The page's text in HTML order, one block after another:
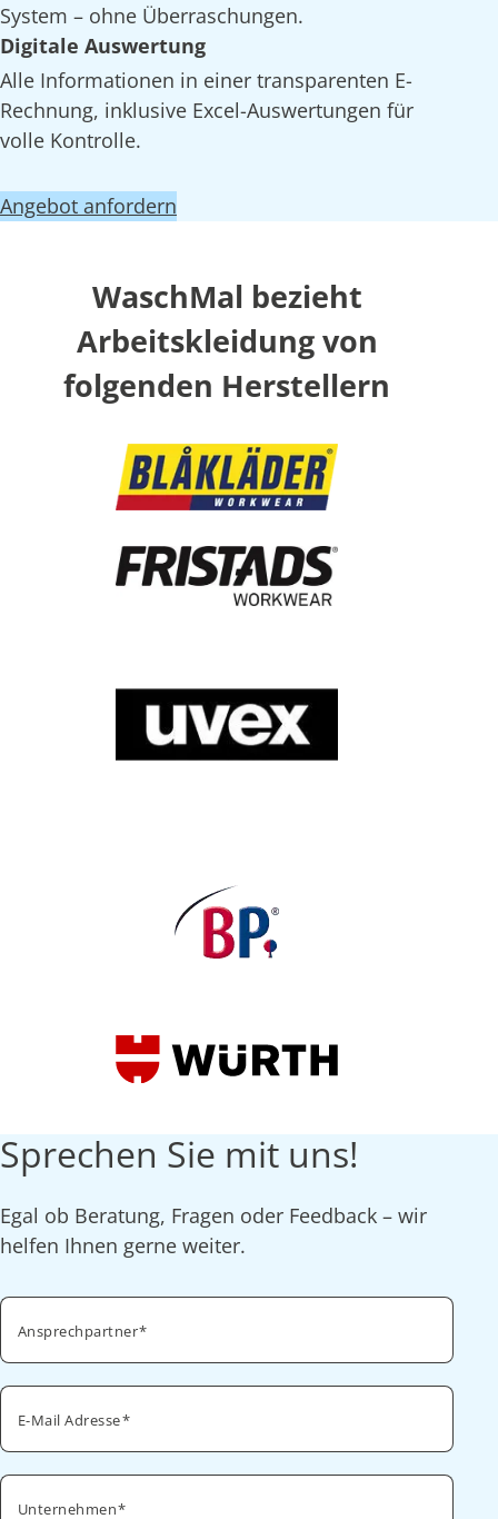
System – ohne Überraschungen.
Digitale Auswertung
Alle Informationen in einer transparenten E-
Rechnung, inklusive Excel-Auswertungen für
volle Kontrolle.
Angebot anfordern
WaschMal bezieht
Arbeitskleidung von
folgenden Herstellern
Sprechen Sie mit uns!
Egal ob Beratung, Fragen oder Feedback – wir
helfen Ihnen gerne weiter.
Ansprechpartner
E-Mail Adresse
Unternehmen